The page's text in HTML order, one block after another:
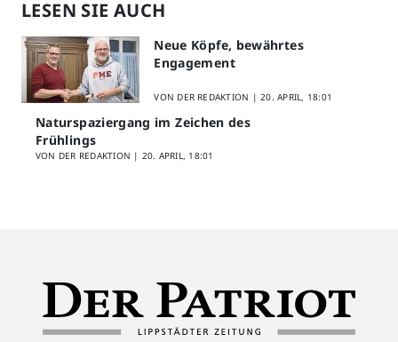
LESEN SIE AUCH
Neue Köpfe, bewährtes
Engagement
VON DER REDAKTION |20. APRIL, 18:01
Naturspaziergang im Zeichen des
Frühlings
VON DER REDAKTION | 20. APRIL, 18:01